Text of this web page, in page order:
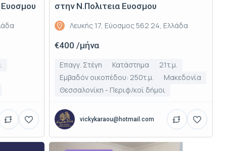
Ευοσμου
στην Ν.Πολιτεια Ευοσμου
Λευκής 17, Εύοσμος 562 24, Ελλάδα
€400 /μήνα
Επαγγ. Στέγη Κατάστημα
21τ.μ.
Εμβαδόν οικοπέδου: 250τ.μ.
Μακεδονία
Θεσσαλονίκη - Περιφ/κοί δήμοι
vickykaraou@hotmail.com